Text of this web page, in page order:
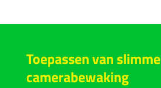
Toepassen van slimme
camerabewaking